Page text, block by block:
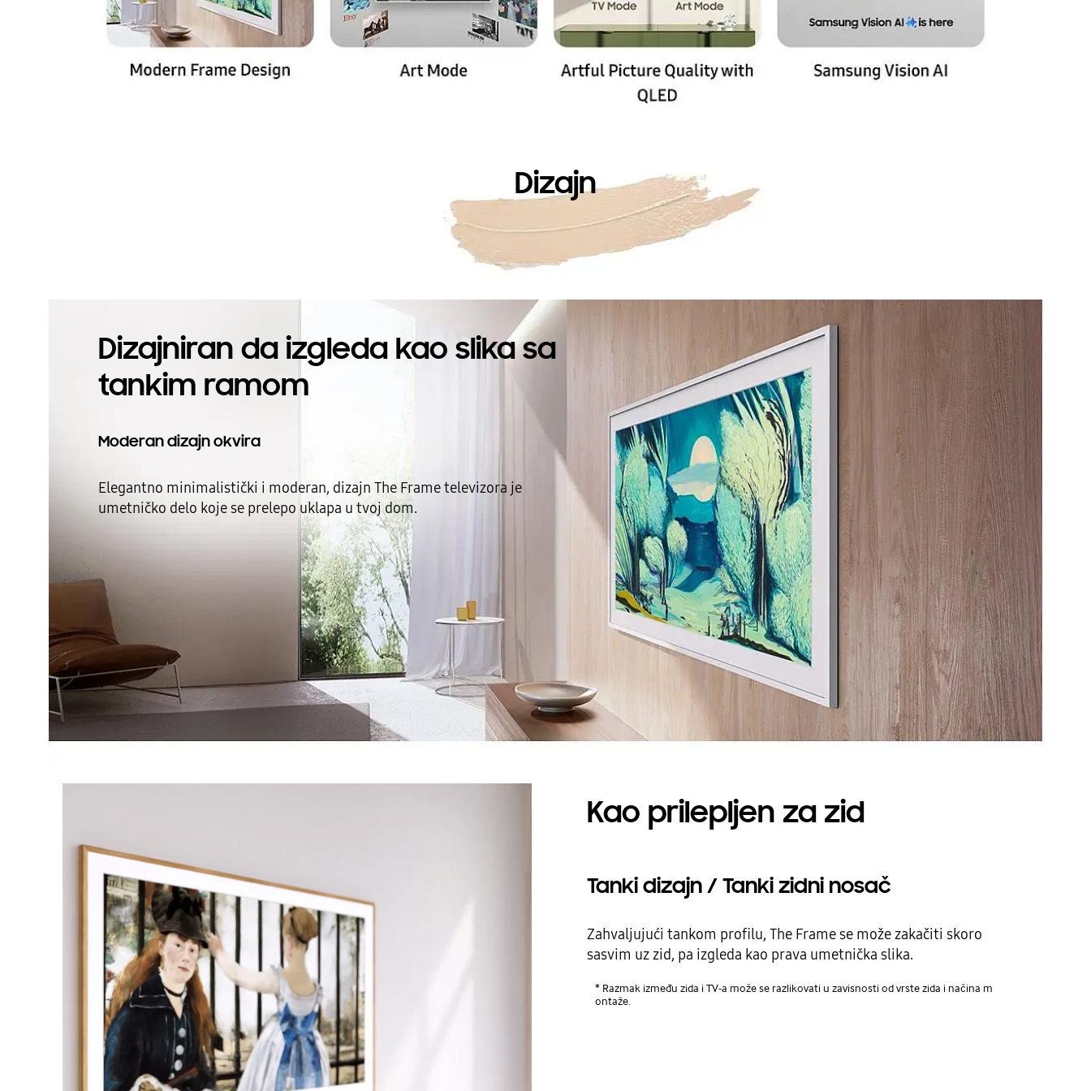
Dizajn
Dizajniran da izgleda kao slika sa
tankim ramom
Moderan dizajn okvira
Elegantno minimalistički i moderan, dizajn The Frame televizora je
umetničko delo koje se prelepo uklapa u tvoj dom.
Kao prilepljen za zid
Tanki dizajn / Tanki zidni nosač
Zahvaljujući tankom profilu, The Frame se može zakačiti skoro
sasvim uz zid, pa izgleda kao prava umetnička slika.
* Razmak između zida i TV-a može se razlikovati u zavisnosti od vrste zida i načina m
ontaže.